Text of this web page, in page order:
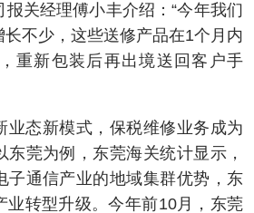
关经理傅小丰介绍：“今年我们
不少，这些送修产品在1个月内
重新包装后再出境送回客户手
模式，保税维修业务成为
莞为例，东莞海关统计显示，
子通信产业的地域集群优势，东
业转型升级。今年前10月，东莞